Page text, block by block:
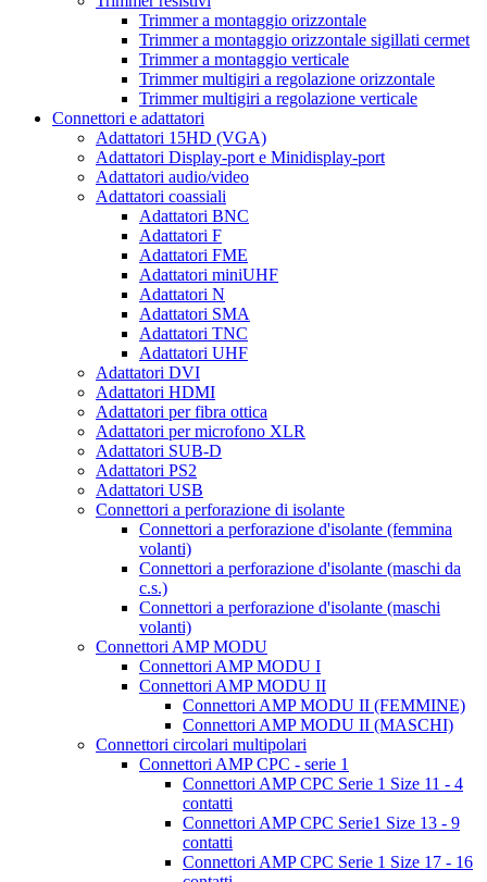
Trimmer a montaggio orizzontale
Trimmer a montaggio orizzontale sigillati cermet
Trimmer a montaggio verticale
Trimmer multigiri a regolazione orizzontale
Trimmer multigiri a regolazione verticale
Connettori e adattatori
Adattatori 15HD (VGA)
Adattatori Display-port e Minidisplay-port
Adattatori audio/video
Adattatori coassiali
Adattatori BNC
Adattatori F
Adattatori FME
Adattatori miniUHF
Adattatori N
Adattatori SMA
Adattatori TNC
Adattatori UHF
Adattatori DVI
Adattatori HDMI
Adattatori per fibra ottica
Adattatori per microfono XLR
Adattatori SUB-D
Adattatori PS2
Adattatori USB
Connettori a perforazione di isolante
Connettori a perforazione d'isolante (femmina
volanti)
Connettori a perforazione d'isolante (maschi da
c.s.)
Connettori a perforazione d'isolante (maschi
volanti)
Connettori AMP MODU
Connettori AMP MODU I
Connettori AMP MODU II
Connettori AMP MODU II (FEMMINE)
Connettori AMP MODU II (MASCHI)
Connettori circolari multipolari
Connettori AMP CPC - serie 1
Connettori AMP CPC Serie 1 Size 11 - 4
contatti
Connettori AMP CPC Serie1 Size 13 - 9
contatti
Connettori AMP CPC Serie 1 Size 17 - 16